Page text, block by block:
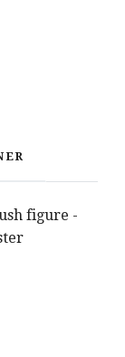
figure -